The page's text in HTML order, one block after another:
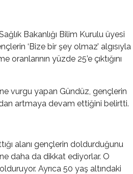
Bakanlığı Bilim Kurulu üyesi
‘Bize bir şey olmaz’ algısıyla
yüzde 25’e çıktığını
vurgu yapan Gündüz, gençlerin
artmaya devam ettiğini belirtti.
alanı gençlerin doldurduğunu
daha da dikkat ediyorlar. O
Ayrıca 50 yaş altındaki